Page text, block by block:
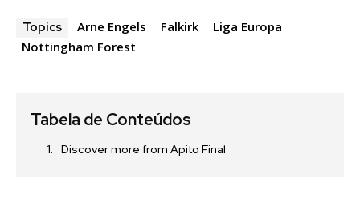
Topics Arne Engels Falkirk
Liga Europa
Nottingham Forest
Tabela de Conteúdos
Discover more from Apito Final